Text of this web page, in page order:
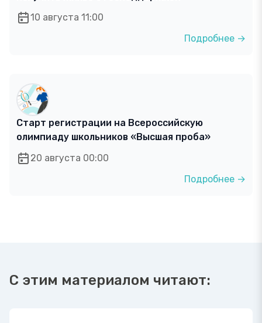
10 августа 11:00
Подробнее →
Старт регистрации на Всероссийскую
олимпиаду школьников «Высшая проба»
20 августа 00:00
Подробнее →
С этим материалом читают: